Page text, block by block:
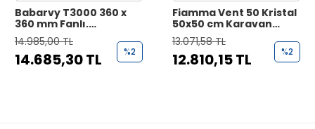
Babarvy T3000 360 x
360 mm Fanlı,
Kumandalı, Yağmur
Sensörlü Tavan Heki
14.985,00 TL
14.685,30 TL %2
Fiamma Vent 50 Kristal
50x50 cm Karavan
Tavan Heki
13.071,58 TL
12.810,15 TL %2